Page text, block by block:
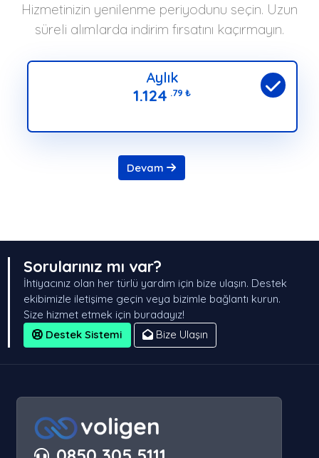
Hizmetinizin yenilenme periyodunu seçin. Uzun
süreli alımlarda indirim fırsatını kaçırmayın.
Aylık
1.124 .79 ₺
Devam
Sorularınız mı var?
İhtiyacınız olan her türlü yardım için bize ulaşın. Destek
ekibimizle iletişime geçin veya bizimle bağlantı kurun.
Size hizmet etmek için buradayız!
Destek Sistemi
Bize Ulaşın